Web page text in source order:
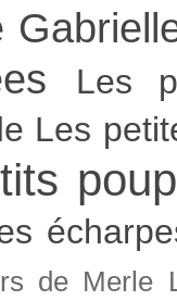
Les
Les
de Merle